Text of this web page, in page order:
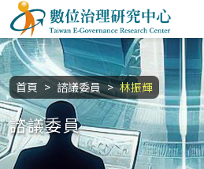
跳到主要內容區塊
數位治理研究中心
首頁 諮議委員 林振輝
:::
諮議委員